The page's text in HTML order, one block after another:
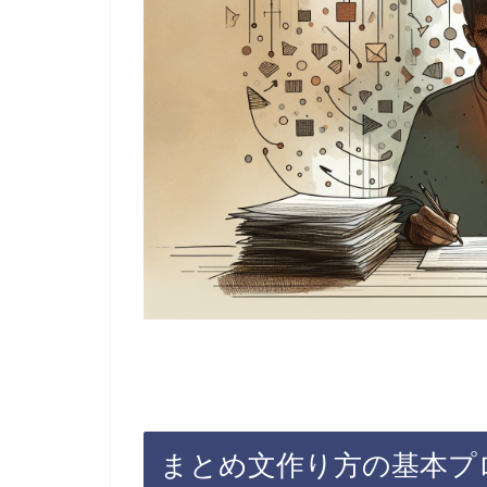
まとめ文作り方の基本